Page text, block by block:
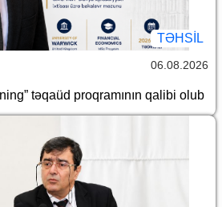
TƏHSIL
06.08.2026
təqaüd proqramının qalibi olub